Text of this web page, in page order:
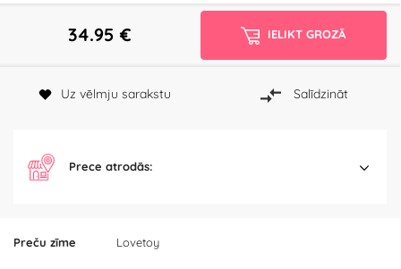
Preču zīme Lovetoy
34.95 € IELIKT GROZĀ
Uz vēlmju sarakstu Salīdzināt
Prece atrodās: